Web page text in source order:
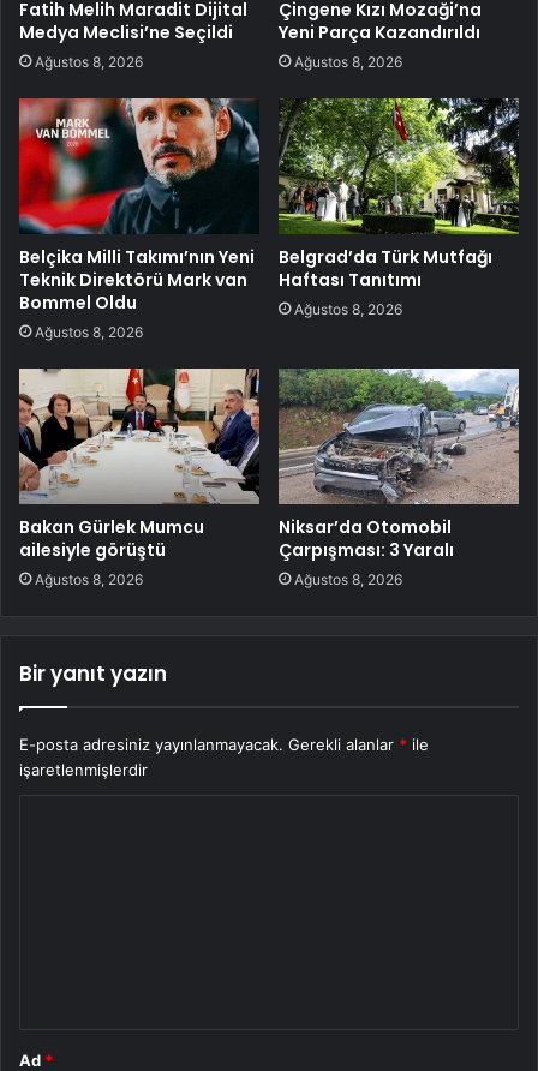
Fatih Melih Maradit Dijital
Medya Meclisi’ne Seçildi
Ağustos 8, 2026
Çingene Kızı Mozaği’na
Yeni Parça Kazandırıldı
Ağustos 8, 2026
Belçika Milli Takımı’nın Yeni
Teknik Direktörü Mark van
Bommel Oldu
Ağustos 8, 2026
Belgrad’da Türk Mutfağı
Haftası Tanıtımı
Ağustos 8, 2026
Bakan Gürlek Mumcu
ailesiyle görüştü
Ağustos 8, 2026
Niksar’da Otomobil
Çarpışması: 3 Yaralı
Ağustos 8, 2026
Bir yanıt yazın
E-posta adresiniz yayınlanmayacak. Gerekli alanlar * ile
işaretlenmişlerdir
Ad *